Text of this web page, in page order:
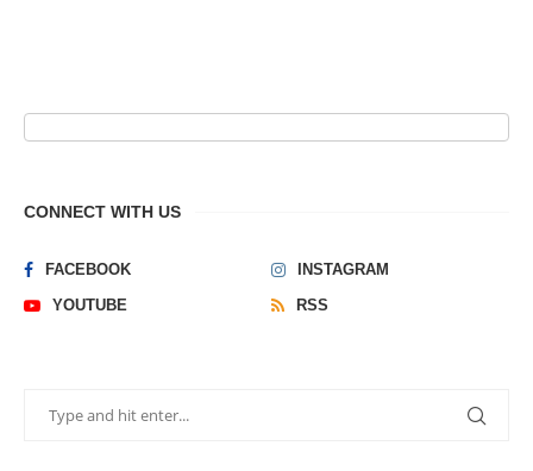
CONNECT WITH US
FACEBOOK
INSTAGRAM
YOUTUBE
RSS